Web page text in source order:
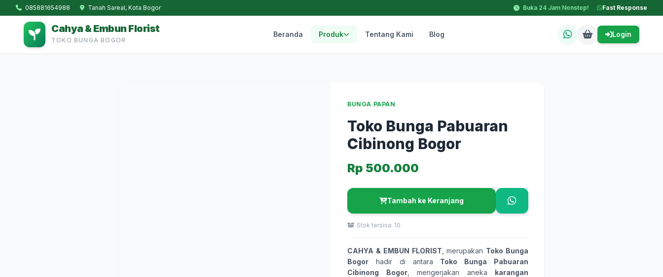
085881654988 Tanah Sareal, Kota Bogor Buka 24 Jam Nonstop! Fast Response
Cahya & Embun Florist
TOKO BUNGA BOGOR
Beranda Produk Tentang Kami Blog Login
BUNGA PAPAN
Toko Bunga Pabuaran
Cibinong Bogor
Rp 500.000
Tambah ke Keranjang
Stok tersisa: 10
CAHYA & EMBUN FLORIST , merupakan Toko Bunga
Bogor hadir di antara Toko Bunga Pabuaran
Cibinong Bogor, mengerjakan aneka karangan